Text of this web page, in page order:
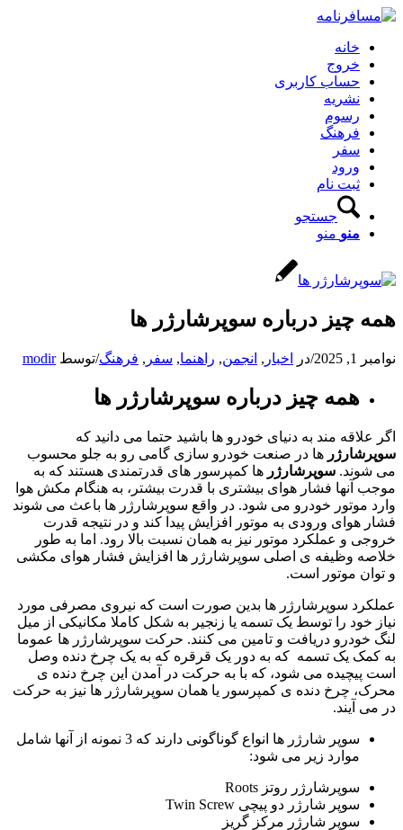
خانه
خروج
حساب کاربری
نشریه
رسوم
فرهنگ
سفر
ورود
ثبت نام
جستجو
منو منو
همه چیز درباره سوپرشارژر ها
نوامبر 1, 2025 /در اخبار , انجمن, راهنما, سفر , فرهنگ/توسطmodir
همه چیز درباره سوپرشارژر ها
اگر علاقه مند به دنیای خودرو ها باشید حتما می دانید که
سوپرشارژر ها در صنعت خودرو سازی گامی رو به جلو محسوب
می شوند. سوپرشارژر ها کمپرسور های قدرتمندی هستند که به
موجب آنها فشار هوای بیشتری با قدرت بیشتر، به هنگام مکش هوا
وارد موتور خودرو می شود. در واقع سوپرشارژر ها باعث می شوند
فشار هوای ورودی به موتور افزایش پیدا کند و در نتیجه قدرت
خروجی و عملکرد موتور نیز به همان نسبت بالا رود. اما به طور
خلاصه وظیفه ی اصلی سوپرشارژر ها افزایش فشار هوای مکشی
و توان موتور است.
عملکرد سوپرشارژر ها بدین صورت است که نیروی مصرفی مورد
نیاز خود را توسط یک تسمه یا زنجیر به شکل کاملا مکانیکی از میل
لنگ خودرو دریافت و تامین می کنند. حرکت سوپرشارژر ها عموما
به کمک یک تسمه که به دور یک قرقره که به یک چرخ دنده وصل
است پیچیده می شود، که با به حرکت در آمدن این چرخ دنده ی
محرک، چرخ دنده ی کمپرسور یا همان سوپرشارژر ها نیز به حرکت
در می آیند.
سوپر شارژر ها انواع گوناگونی دارند که
نمونه از آنها شامل
موارد زیر می شود:
سوپرشارژر روتز
سوپر شارژر دو پیچی
سوپر شارژر مرکز گریز